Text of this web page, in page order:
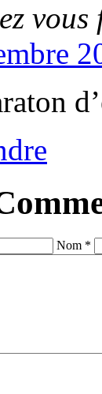
vous
Nom *